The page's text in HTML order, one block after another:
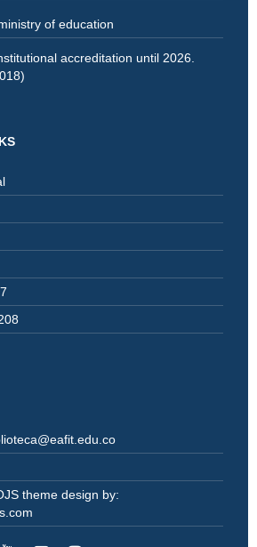
of education
accreditation until 2026.
theme design by: